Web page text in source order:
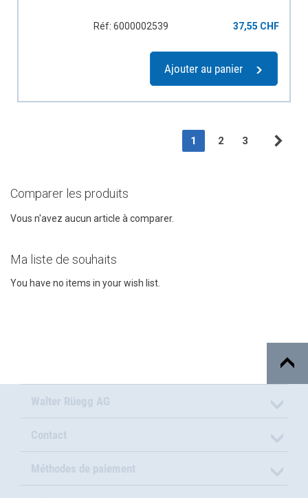
Réf: 6000002539 37,55 CHF
Ajouter au panier
PageYou're currently
1 Page
2 Page
3
Comparer les produits
Vous n'avez aucun article à comparer.
Ma liste de souhaits
You have no items in your wish list.
Walter Rüegg AG
Contact
Méthodes de paiement